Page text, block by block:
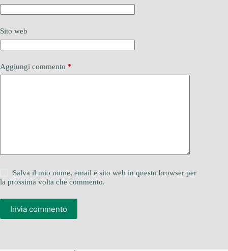
Sito web
Aggiungi commento *
Salva il mio nome, email e sito web in questo browser per
la prossima volta che commento.
Invia commento